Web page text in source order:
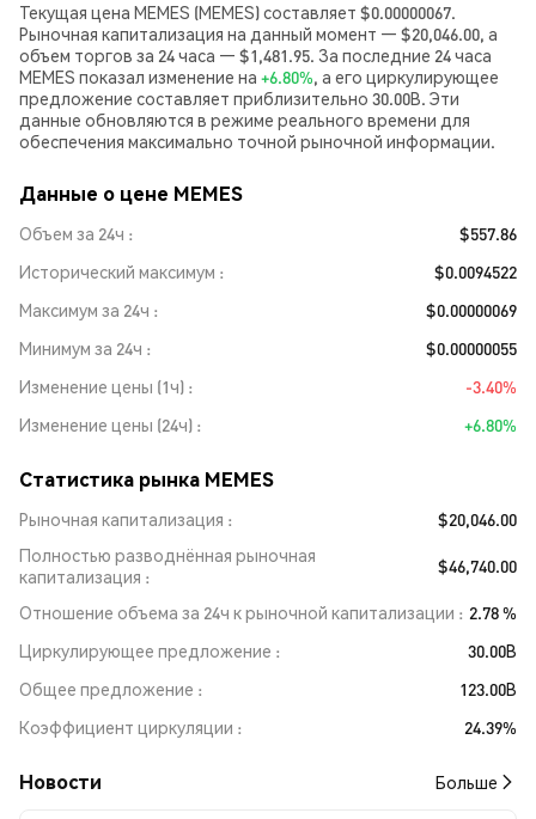
Текущая цена MEMES (MEMES) составляет $0.00000067.
Рыночная капитализация на данный момент — $20,046.00, а
объем торгов за 24 часа — $1,481.95. За последние 24 часа
MEMES показал изменение на +6.80%, а его циркулирующее
предложение составляет приблизительно 30.00B. Эти
данные обновляются в режиме реального времени для
обеспечения максимально точной рыночной информации.
Данные о цене MEMES
Объем за 24ч
$557.86
Исторический максимум
$0.0094522
Максимум за 24ч
$0.00000069
Минимум за 24ч
$0.00000055
Изменение цены (1ч)
-3.40%
Изменение цены (24ч)
+6.80%
Статистика рынка MEMES
Рыночная капитализация
$20,046.00
Полностью разводнённая рыночная
капитализация
$46,740.00
Отношение объема за 24ч к рыночной капитализации
2.78 %
Циркулирующее предложение
30.00B
Общее предложение
123.00B
Коэффициент циркуляции
24.39%
Новости Больше